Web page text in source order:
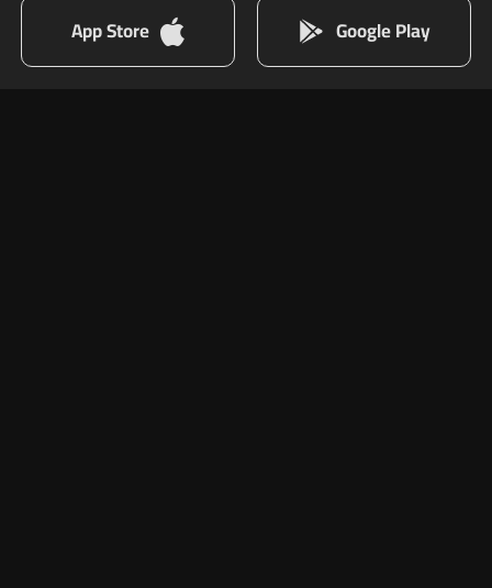
Google Play
App Store